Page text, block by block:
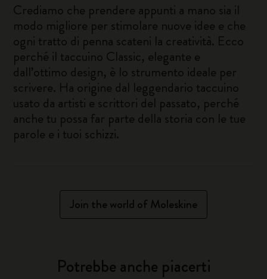
Crediamo che prendere appunti a mano sia il
modo migliore per stimolare nuove idee e che
ogni tratto di penna scateni la creatività. Ecco
perché il taccuino Classic, elegante e
dall’ottimo design, è lo strumento ideale per
scrivere. Ha origine dal leggendario taccuino
usato da artisti e scrittori del passato, perché
anche tu possa far parte della storia con le tue
parole e i tuoi schizzi.
Join the world of Moleskine
Potrebbe anche piacerti